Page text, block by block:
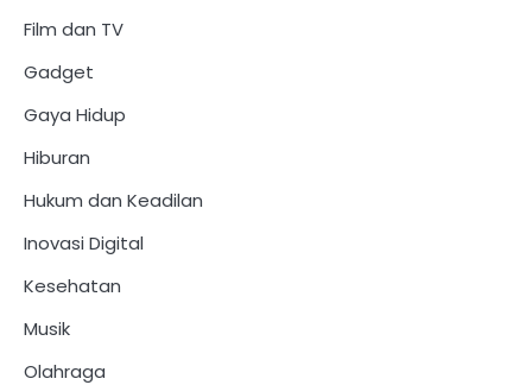
Film dan TV
Gadget
Gaya Hidup
Hiburan
Hukum dan Keadilan
Inovasi Digital
Kesehatan
Musik
Olahraga